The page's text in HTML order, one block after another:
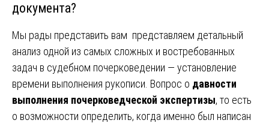
документа?
Мы рады представить вам представляем детальный
анализ одной из самых сложных и востребованных
задач в судебном почерковедении — установление
времени выполнения рукописи. Вопрос о давности
выполнения почерковедческой экспертизы, то есть
о возможности определить, когда именно был написан